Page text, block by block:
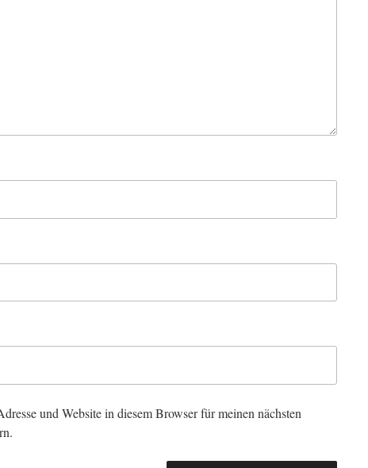
und Website in diesem Browser für meinen nächsten